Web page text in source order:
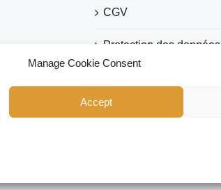
Manage Cookie Consent
Accept
CGV
Protection des données